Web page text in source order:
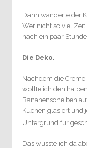
Dann wanderte der
Wer nicht so viel
nach ein paar
Die Deko.
Nachdem die
wollte ich den
Bananenscheiben
Kuchen glasiert und
Untergrund für
Das wusste ich da